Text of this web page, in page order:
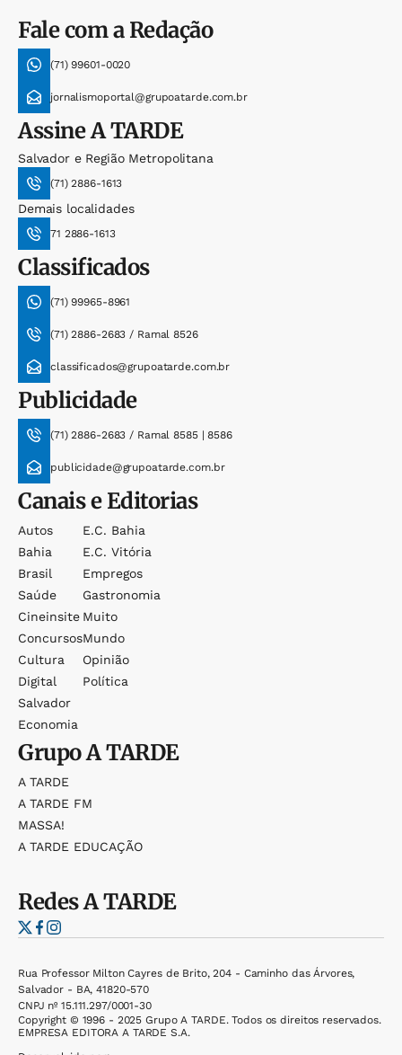
Fale com a Redação
(71) 99601-0020
jornalismoportal@grupoatarde.com.br
AssineA TARDE
Salvador e Região Metropolitana
(71) 2886-1613
Demais localidades
71 2886-1613
Classificados
(71) 99965-8961
(71) 2886-2683 / Ramal 8526
classificados@grupoatarde.com.br
Publicidade
(71) 2886-2683 / Ramal 8585 | 8586
publicidade@grupoatarde.com.br
Canais e Editorias
Autos
Bahia
Brasil
Saúde
Cineinsite
Concursos
Cultura
Digital
Salvador
Economia
E.c. Bahia
E.c. Vitória
Empregos
Gastronomia
Muito
Mundo
Opinião
Política
GrupoA TARDE
A TARDE
A TARDE FM
MASSA!
A TARDE EDUCAÇÃO
RedesA TARDE
Rua Professor Milton Cayres de Brito, 204 - Caminho das Árvores,
Salvador - BA, 41820-570
CNPJ nº 15.111.297/0001-30
Copyright © 1996 - 2025 Grupo A TARDE. Todos os direitos reservados.
EMPRESA EDITORA A TARDE S.A.